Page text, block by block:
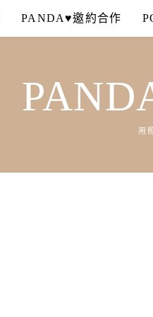
PANDA♥邀約合作
用